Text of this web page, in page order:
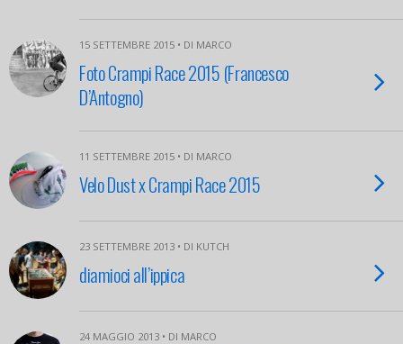
15 SETTEMBRE 2015 • DI MARCO
Foto Crampi Race 2015 (Francesco
D’Antogno)
11 SETTEMBRE 2015 • DI MARCO
Velo Dust x Crampi Race 2015
23 SETTEMBRE 2013 • DI KUTCH
diamioci all’ippica
24 MAGGIO 2013 • DI MARCO